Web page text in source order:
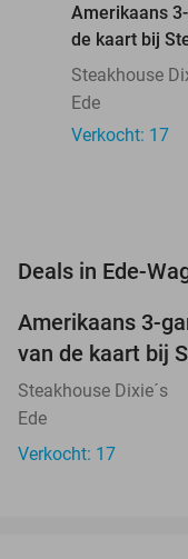
Amerikaans
de kaart bij
Steakhouse
Ede
Verkocht: 17
Deals in Ede-
TODAY
Amerikaans 3-
van de kaart bij
Steakhouse Dixie´s
Ede
Verkocht: 17